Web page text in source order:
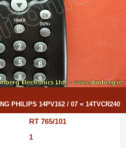
PHILIPS 14PV162 / 07 = 14TVCR240
RT 765/101
1